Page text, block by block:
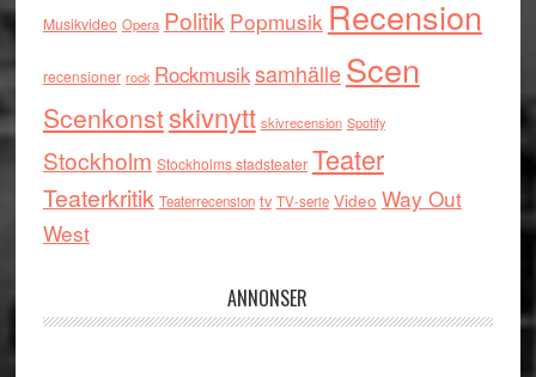
Musikvideo Opera Politik Popmusik Recension
recensioner rock RockmusiksamhälleScen
Scenkonstskivnytt skivrecension Spotify
Stockholm Stockholms stadsteater Teater
Teaterkritik Teaterrecension tv TV-serie Video Way Out
West
ANNONSER